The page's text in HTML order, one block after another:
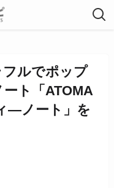
ルでポップ
ト「ATOMA
―ノート」を